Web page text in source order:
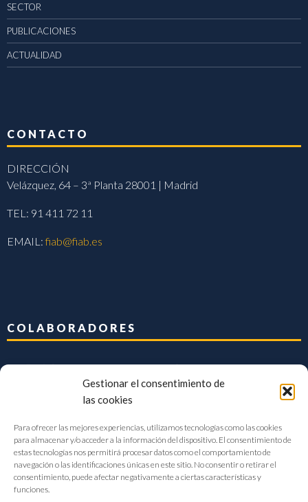
Gestionar el consentimiento de
las cookies
Para ofrecer las mejores experiencias, utilizamos tecnologías como las cookies
para almacenar y/o acceder a la información del dispositivo. El consentimiento de
estas tecnologías nos permitirá procesar datos como el comportamiento de
navegación o las identificaciones únicas en este sitio. No consentir o retirar el
consentimiento, puede afectar negativamente a ciertas características y
funciones.
SECTOR
PUBLICACIONES
ACTUALIDAD
CONTACTO
DIRECCIÓN
Velázquez, 64 – 3ª Planta 28001 | Madrid
TEL: 91 411 72 11
EMAIL:fiab@fiab.es
COLABORADORES